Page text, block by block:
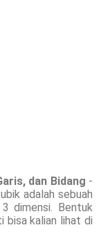
dan Bidang -
adalah sebuah
dimensi. Bentuk
bisa kalian lihat di